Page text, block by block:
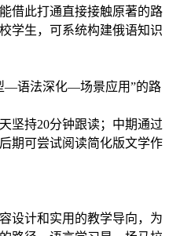
借此打通直接接触原著的路
学生，可系统构建俄语知识
—语法深化—场景应用”的路
坚持20分钟跟读；中期通过
期可尝试阅读简化版文学作
设计和实用的教学导向，为